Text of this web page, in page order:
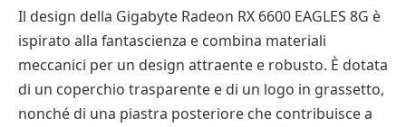
Il design della Gigabyte Radeon RX 6600 EAGLES 8G è
ispirato alla fantascienza e combina materiali
meccanici per un design attraente e robusto. È dotata
di un coperchio trasparente e di un logo in grassetto,
nonché di una piastra posteriore che contribuisce a